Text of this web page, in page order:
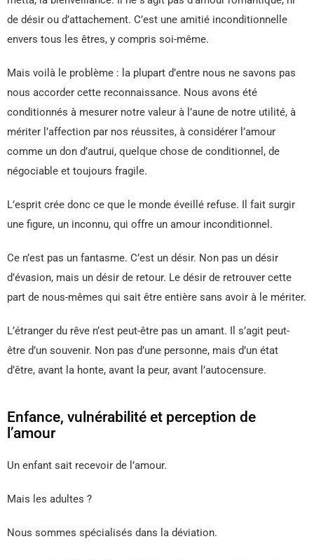
de désir ou d’attachement. C’est une amitié inconditionnelle
envers tous les êtres, y compris soi-même.
Mais voilà le problème : la plupart d’entre nous ne savons pas
nous accorder cette reconnaissance. Nous avons été
conditionnés à mesurer notre valeur à l’aune de notre utilité, à
mériter l’affection par nos réussites, à considérer l’amour
comme un don d’autrui, quelque chose de conditionnel, de
négociable et toujours fragile.
L’esprit crée donc ce que le monde éveillé refuse. Il fait surgir
une figure, un inconnu, qui offre un amour inconditionnel.
Ce n’est pas un fantasme. C’est un désir. Non pas un désir
d’évasion, mais un désir de retour. Le désir de retrouver cette
part de nous-mêmes qui sait être entière sans avoir à le mériter.
L’étranger du rêve n’est peut-être pas un amant. Il s’agit peut-
être d’un souvenir. Non pas d’une personne, mais d’un état
d’être, avant la honte, avant la peur, avant l’autocensure.
Enfance, vulnérabilité et perception de
l’amour
Un enfant sait recevoir de l’amour.
Mais les adultes ?
Nous sommes spécialisés dans la déviation.